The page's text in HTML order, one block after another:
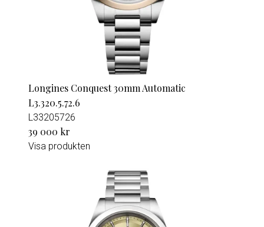
Longines Conquest 30mm Automatic
L3.320.5.72.6
L33205726
39 000 kr
Visa produkten